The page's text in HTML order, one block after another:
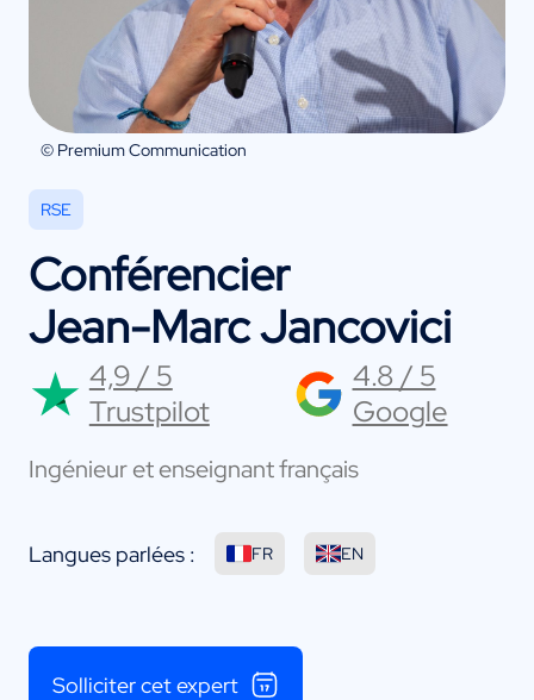
© Premium Communication
RSE
Conférencier
Jean-Marc Jancovici
4,9 / 5
Trustpilot
4.8 / 5
Google
Ingénieur et enseignant français
Langues parlées : FR EN
Solliciter cet expert